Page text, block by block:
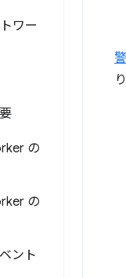
ワー
の
の
ント